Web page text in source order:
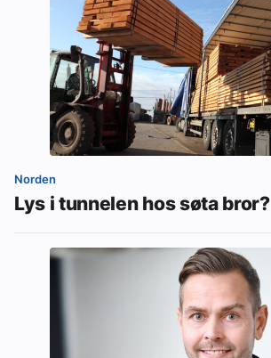
Norden
Lys i tunnelen hos søta bror?